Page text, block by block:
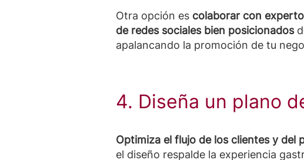
Otra opción es colaborar con
de redes sociales bien posicionados
apalancando la promoción de tu
4. Diseña un plano
Optimiza el flujo de los clientes y del
el diseño respalde la experiencia